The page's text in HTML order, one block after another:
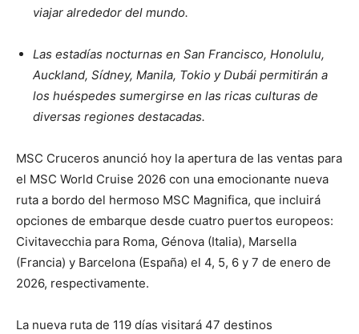
viajar alrededor del mundo.
Las estadías nocturnas en San Francisco, Honolulu,
Auckland, Sídney, Manila, Tokio y Dubái permitirán a
los huéspedes sumergirse en las ricas culturas de
diversas regiones destacadas.
MSC Cruceros anunció hoy la apertura de las ventas para
el MSC World Cruise 2026 con una emocionante nueva
ruta a bordo del hermoso MSC Magnifica, que incluirá
opciones de embarque desde cuatro puertos europeos:
Civitavecchia para Roma, Génova (Italia), Marsella
(Francia) y Barcelona (España) el 4, 5, 6 y 7 de enero de
2026, respectivamente.
La nueva ruta de 119 días visitará 47 destinos